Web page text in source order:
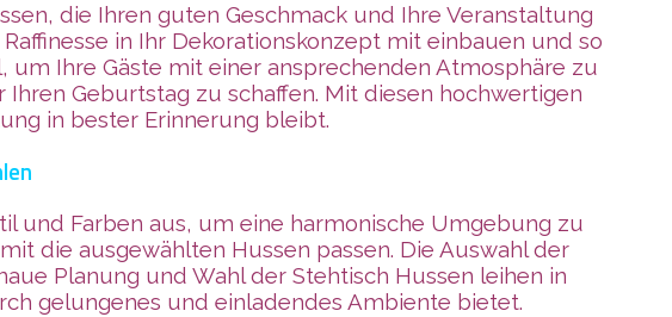
die Ihren guten Geschmack und Ihre Veranstaltung
in Ihr Dekorationskonzept mit einbauen und so
um Ihre Gäste mit einer ansprechenden Atmosphäre zu
Geburtstag zu schaffen. Mit diesen hochwertigen
in bester Erinnerung bleibt.
und Farben aus, um eine harmonische Umgebung zu
die ausgewählten Hussen passen. Die Auswahl der
Planung und Wahl der Stehtisch Hussen leihen in
gelungenes und einladendes Ambiente bietet.